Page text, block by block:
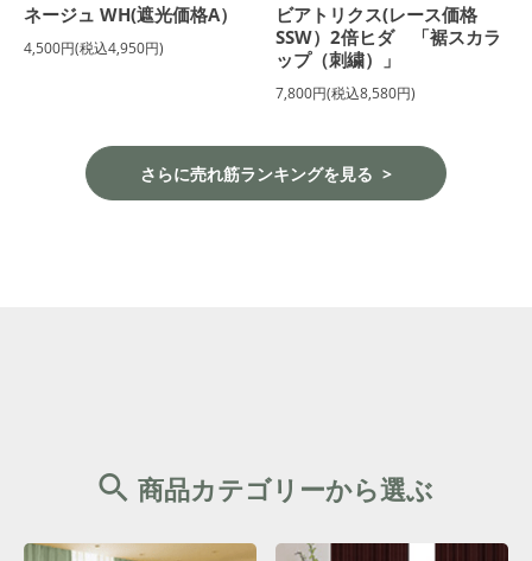
ネージュ WH(遮光価格A）
4,500円(税込4,950円)
ビアトリクス(レース価格
SSW）2倍ヒダ 「裾スカラ
ップ（刺繍）」
7,800円(税込8,580円)
さらに売れ筋ランキングを見る
商品カテゴリーから選ぶ